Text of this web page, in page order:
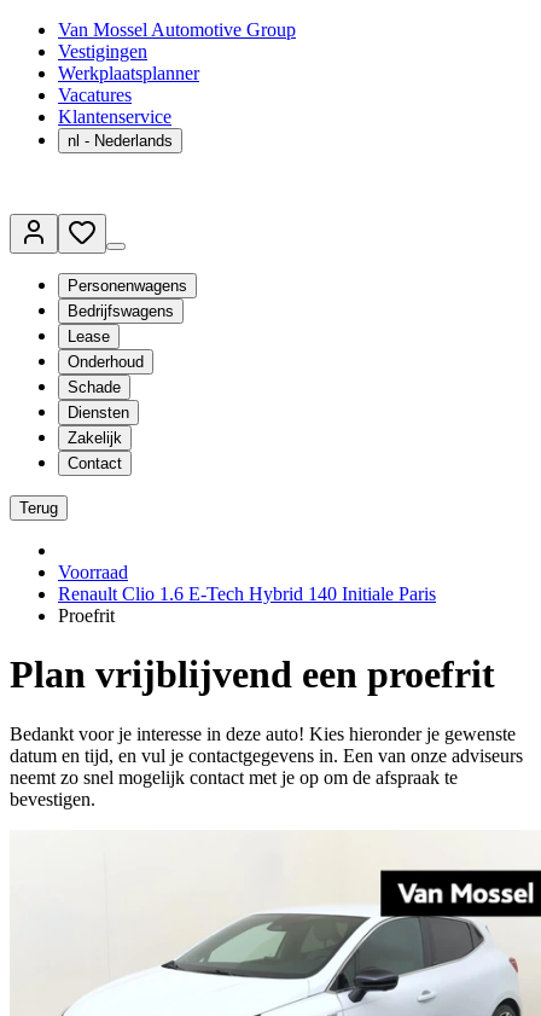
Van Mossel Automotive Group
Vestigingen
Werkplaatsplanner
Vacatures
Klantenservice
nl - Nederlands
Personenwagens
Bedrijfswagens
Lease
Onderhoud
Schade
Diensten
Zakelijk
Contact
Terug
Voorraad
Renault Clio 1.6 E-Tech Hybrid 140 Initiale Paris
Proefrit
Plan vrijblijvend een proefrit
Bedankt voor je interesse in deze auto! Kies hieronder je gewenste
datum en tijd, en vul je contactgegevens in. Een van onze adviseurs
neemt zo snel mogelijk contact met je op om de afspraak te
bevestigen.